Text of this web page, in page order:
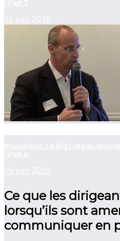
Ce que les
lorsqu’ils sont
communiquer en